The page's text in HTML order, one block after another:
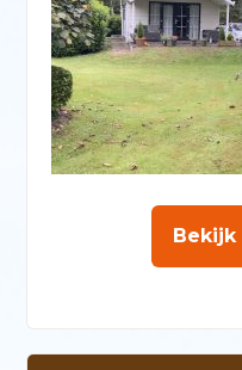
Bekijk